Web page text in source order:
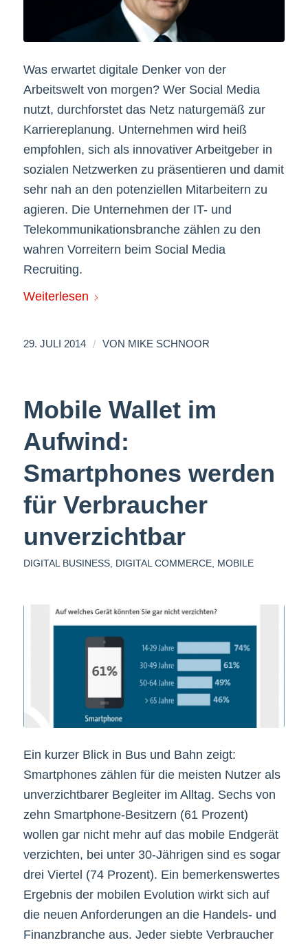
Was erwartet digitale Denker von der
Arbeitswelt von morgen? Wer Social Media
nutzt, durchforstet das Netz naturgemäß zur
Karriereplanung. Unternehmen wird heiß
empfohlen, sich als innovativer Arbeitgeber in
sozialen Netzwerken zu präsentieren und damit
sehr nah an den potenziellen Mitarbeitern zu
agieren. Die Unternehmen der IT- und
Telekommunikationsbranche zählen zu den
wahren Vorreitern beim Social Media
Recruiting.
Weiterlesen
29. JULI 2014 / VON MIKE SCHNOOR
Mobile Wallet im
Aufwind:
Smartphones werden
für Verbraucher
unverzichtbar
DIGITAL BUSINESS, DIGITAL COMMERCE, MOBILE
Ein kurzer Blick in Bus und Bahn zeigt:
Smartphones zählen für die meisten Nutzer als
unverzichtbarer Begleiter im Alltag. Sechs von
zehn Smartphone-Besitzern (61 Prozent)
wollen gar nicht mehr auf das mobile Endgerät
verzichten, bei unter 30-Jährigen sind es sogar
drei Viertel (74 Prozent). Ein bemerkenswertes
Ergebnis der mobilen Evolution wirkt sich auf
die neuen Anforderungen an die Handels- und
Finanzbranche aus. Jeder siebte Verbraucher